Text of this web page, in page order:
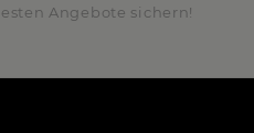
Angebote sichern!